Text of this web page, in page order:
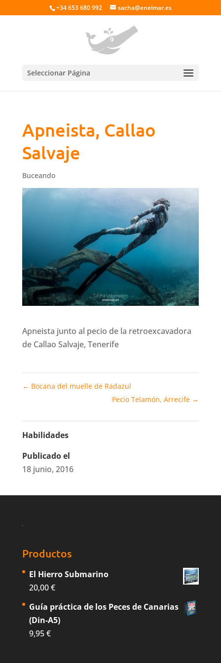
+34 653 680 992 sacha@enelmar.es
Seleccionar Página
Apneista, Callao
Salvaje
Buceando
Apneista junto al pecio de la retroexcavadora
de Callao Salvaje, Tenerife
← Bocana del muelle de Radazul
Pecio Telamón, Arrecife →
Habilidades
Publicado el
18 junio, 2016
Productos
El Hierro Submarino
20,00€
Guía práctica de los Peces de Canarias
(Din-A5)
9,95€